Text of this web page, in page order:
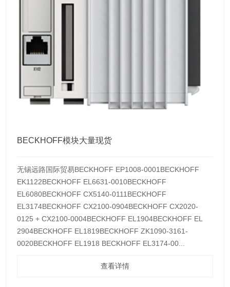
BECKHOFF模块大量现货
无锡远路国际贸易BECKHOFF EP1008-0001BECKHOFF
EK1122BECKHOFF EL6631-0010BECKHOFF
EL6080BECKHOFF CX5140-0111BECKHOFF
EL3174BECKHOFF CX2100-0904BECKHOFF CX2020-
0125 + CX2100-0004BECKHOFF EL1904BECKHOFF EL
2904BECKHOFF EL1819BECKHOFF ZK1090-3161-
0020BECKHOFF EL1918 BECKHOFF EL3174-00...
查看详情